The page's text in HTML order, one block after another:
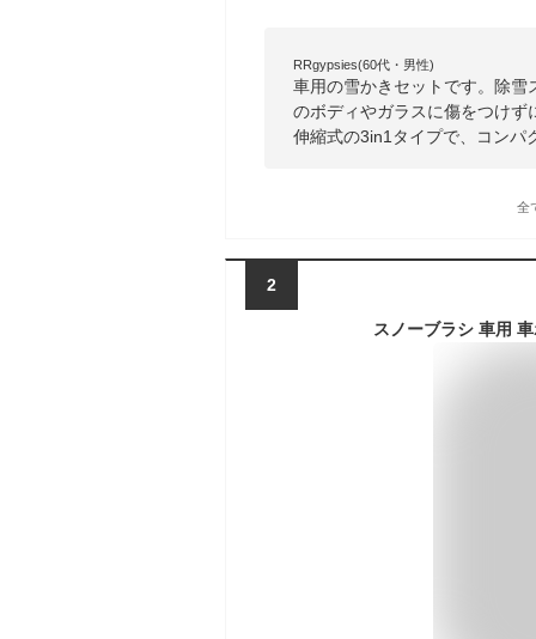
RRgypsies(60代・男性)
車用の雪かきセットです。除
のボディやガラスに傷をつけ
伸縮式の3in1タイプで、コンパ
全
2